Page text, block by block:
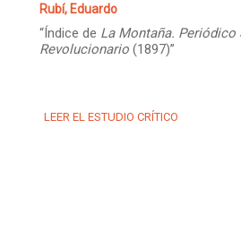
Rubí, Eduardo
“Índice de La Montaña.
Revolucionario (1897)”
LEER EL ESTUDIO CRÍTICO